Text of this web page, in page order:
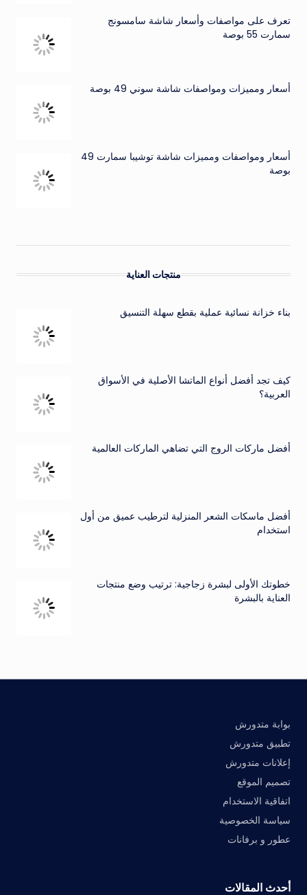
تعرف على مواصفات وأسعار شاشة سامسونج
سمارت 55 بوصة
أسعار ومميزات ومواصفات شاشة سوني 49 بوصة
أسعار ومواصفات ومميزات شاشة توشيبا سمارت 49
بوصة
منتجات العناية
بناء خزانة نسائية عملية بقطع سهلة التنسيق
كيف تجد أفضل أنواع الماتشا الأصلية في الأسواق
العربية؟
أفضل ماركات الروج التي تضاهي الماركات العالمية
أفضل ماسكات الشعر المنزلية لترطيب عميق من أول
استخدام
خطوتك الأولى لبشرة زجاجية: ترتيب وضع منتجات
العناية بالبشرة
بوابة متدورش
تطبيق متدورش
إعلانات متدورش
تصميم الموقع
اتفاقية الاستخدام
سياسة الخصوصية
عطور و برفانات
أحدث المقالات